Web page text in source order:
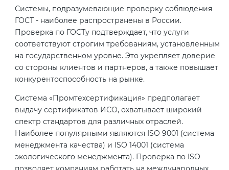
Системы, подразумевающие проверку соблюдения
ГОСТ - наиболее распространены в России.
Проверка по ГОСТу подтверждает, что услуги
соответствуют строгим требованиям, установленным
на государственном уровне. Это укрепляет доверие
со стороны клиентов и партнеров, а также повышает
конкурентоспособность на рынке.
Система «Промтехсертификация» предполагает
выдачу сертификатов ИСО, охватывает широкий
спектр стандартов для различных отраслей.
Наиболее популярными являются ISO 9001 (система
менеджмента качества) и ISO 14001 (система
экологического менеджмента). Проверка по ISO